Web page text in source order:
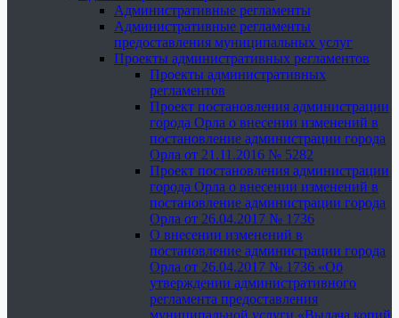
Административные регламенты
Административные регламенты
предоставления муниципальных услуг
Проекты административных регламентов
Проекты административных
регламентов
Проект постановления администрации
города Орла о внесении изменений в
постановление администрации города
Орла от 21.11.2016 № 5282
Проект постановления администрации
города Орла о внесении изменений в
постановление администрации города
Орла от 26.04.2017 № 1736
О внесении изменений в
постановление администрации города
Орла от 26.04.2017 № 1736 «Об
утверждении административного
регламента предоставления
муниципальной услуги «Выдача копий